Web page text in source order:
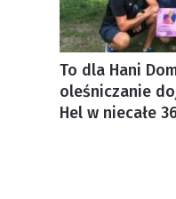
To dla Hani
oleśniczanie
Hel w niecałe